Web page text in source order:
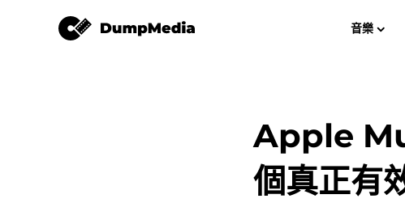
音樂
Apple Music 音樂轉檔器
亞馬遜音樂轉換器
Apple Music 音樂轉檔器
Apple
個真正有